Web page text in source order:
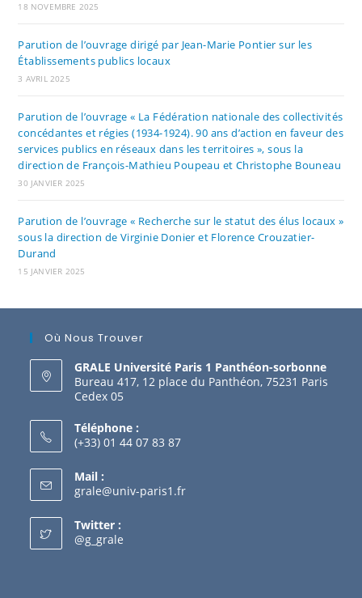
18 NOVEMBRE 2025
Parution de l’ouvrage dirigé par Jean-Marie Pontier sur les
Établissements publics locaux
3 AVRIL 2025
Parution de l’ouvrage « La Fédération nationale des collectivités
concédantes et régies (1934-1924). 90 ans d’action en faveur des
services publics en réseaux dans les territoires », sous la
direction de François-Mathieu Poupeau et Christophe Bouneau
30 JANVIER 2025
Parution de l’ouvrage « Recherche sur le statut des élus locaux »
sous la direction de Virginie Donier et Florence Crouzatier-
Durand
15 JANVIER 2025
Où Nous Trouver
GRALE Université Paris 1 Panthéon-sorbonne
Bureau 417, 12 place du Panthéon, 75231 Paris
Cedex 05
Téléphone :
(+33) 01 44 07 83 87
Mail :
grale@univ-paris1.fr
Twitter :
@g_grale